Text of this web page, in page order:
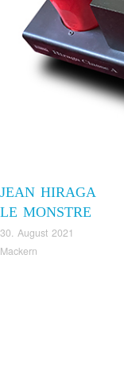
JEAN HIRAGA
LE MONSTRE
30. August 2021
Mackern